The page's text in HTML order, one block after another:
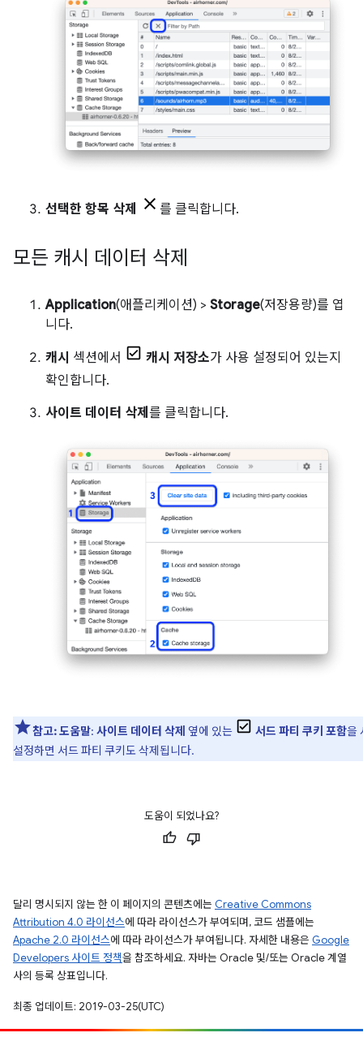
선택한 항목 삭제 를 클릭합니다.
모든 캐시 데이터 삭제
Application(애플리케이션) > Storage(저장용량)를 엽
니다.
캐시 섹션에서 캐시 저장소가 사용 설정되어 있는지
확인합니다.
사이트 데이터 삭제 를 클릭합니다.
참고:도움말: 사이트 데이터 삭제 옆에 있는 서드 파티 쿠키 포함을
설정하면 서드 파티 쿠키도 삭제됩니다.
도움이 되었나요?
달리 명시되지 않는 한 이 페이지의 콘텐츠에는 Creative Commons
Attribution 4.0 라이선스에 따라 라이선스가 부여되며, 코드 샘플에는
Apache 2.0 라이선스에 따라 라이선스가 부여됩니다. 자세한 내용은 Google
Developers 사이트 정책을 참조하세요. 자바는 Oracle 및/또는 Oracle 계열
사의 등록 상표입니다.
최종 업데이트: 2019-03-25(UTC)